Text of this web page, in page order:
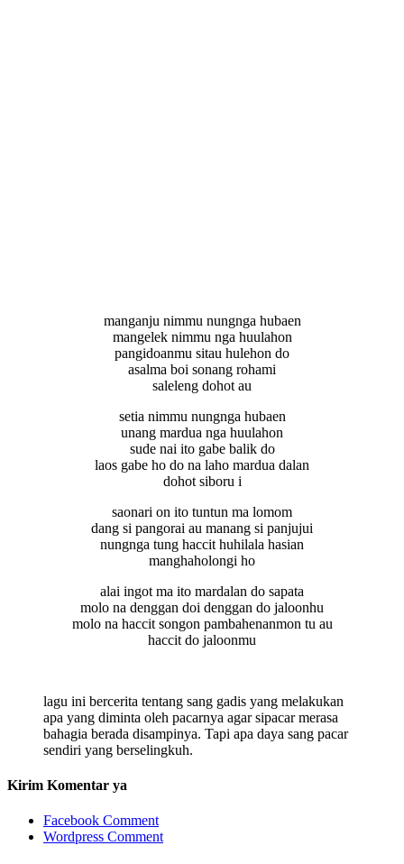
manganju nimmu nungnga hubaen
mangelek nimmu nga huulahon
pangidoanmu sitau hulehon do
asalma boi sonang rohami
saleleng dohot au
setia nimmu nungnga hubaen
unang mardua nga huulahon
sude nai ito gabe balik do
laos gabe ho do na laho mardua dalan
dohot siboru i
saonari on ito tuntun ma lomom
dang si pangorai au manang si panjujui
nungnga tung haccit huhilala hasian
manghaholongi ho
alai ingot ma ito mardalan do sapata
molo na denggan doi denggan do jaloonhu
molo na haccit songon pambahenanmon tu au
haccit do jaloonmu
lagu ini bercerita tentang sang gadis yang melakukan
apa yang diminta oleh pacarnya agar sipacar merasa
bahagia berada disampinya. Tapi apa daya sang pacar
sendiri yang berselingkuh.
Kirim Komentar ya
Facebook Comment
Wordpress Comment